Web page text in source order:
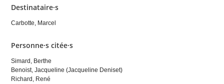
Destinataire·s
Carbotte, Marcel
Personne·s citée·s
Simard, Berthe
Benoist, Jacqueline (Jacqueline Deniset)
Richard, René